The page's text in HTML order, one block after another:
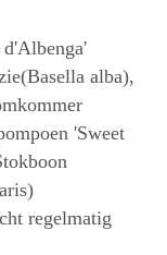
alba),
'Sweet
regelmatig